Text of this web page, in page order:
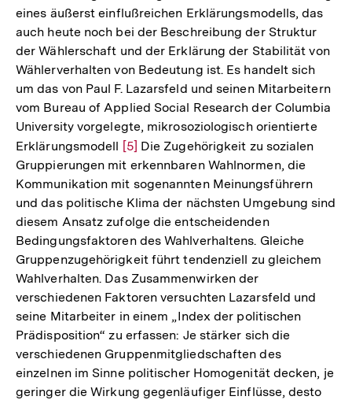
eines äußerst einflußreichen Erklärungsmodells, das
auch heute noch bei der Beschreibung der Struktur
der Wählerschaft und der Erklärung der Stabilität von
Wählerverhalten von Bedeutung ist. Es handelt sich
um das von Paul F. Lazarsfeld und seinen Mitarbeitern
vom Bureau of Applied Social Research der Columbia
University vorgelegte, mikrosoziologisch orientierte
Erklärungsmodell Zur
Auflösung
der
Fußnote
[5] Die Zugehörigkeit zu sozialen
Gruppierungen mit erkennbaren Wahlnormen, die
Kommunikation mit sogenannten Meinungsführern
und das politische Klima der nächsten Umgebung sind
diesem Ansatz zufolge die entscheidenden
Bedingungsfaktoren des Wahlverhaltens. Gleiche
Gruppenzugehörigkeit führt tendenziell zu gleichem
Wahlverhalten. Das Zusammenwirken der
verschiedenen Faktoren versuchten Lazarsfeld und
seine Mitarbeiter in einem „Index der politischen
Prädisposition“ zu erfassen: Je stärker sich die
verschiedenen Gruppenmitgliedschaften des
einzelnen im Sinne politischer Homogenität decken, je
geringer die Wirkung gegenläufiger Einflüsse, desto